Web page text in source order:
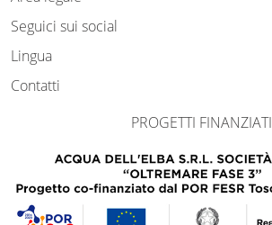
Seguici sui social
Lingua
Contatti
PROGETTI FINANZIATI